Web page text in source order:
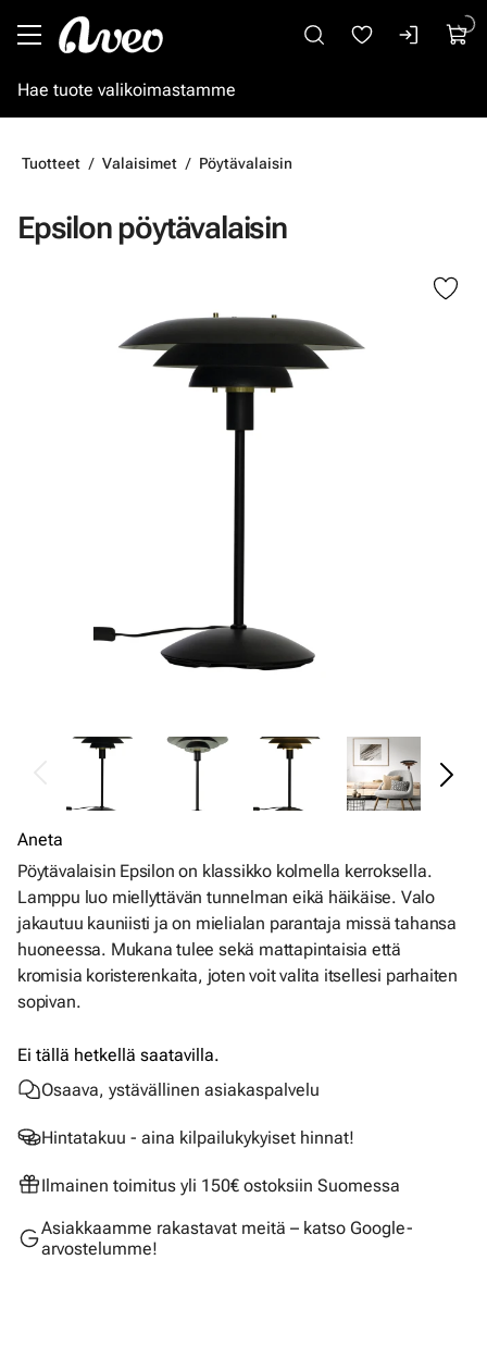
Tuotteet Valaisimet Pöytävalaisin
Epsilon pöytävalaisin
Aneta
Pöytävalaisin Epsilon on klassikko kolmella kerroksella.
Lamppu luo miellyttävän tunnelman eikä häikäise. Valo
jakautuu kauniisti ja on mielialan parantaja missä tahansa
huoneessa. Mukana tulee sekä mattapintaisia ​​että
kromisia koristerenkaita, joten voit valita itsellesi parhaiten
sopivan.
Ei tällä hetkellä saatavilla.
Osaava, ystävällinen asiakaspalvelu
Hintatakuu - aina kilpailukykyiset hinnat!
Ilmainen toimitus yli 150€ ostoksiin Suomessa
Asiakkaamme rakastavat meitä – katso Google-
arvostelumme!